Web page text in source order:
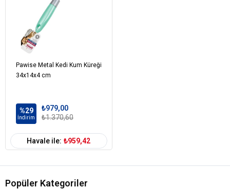
Pawise Metal Kedi Kum Küreği
34x14x4 cm
%29
İndirim
₺979,00
₺1.370,60
Havale ile: ₺959,42
Popüler Kategoriler